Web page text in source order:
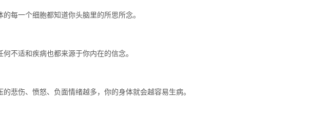
的每一个细胞都知道你头脑里的所思所念。
何不适和疾病也都来源于你内在的信念。
的悲伤、愤怒、负面情绪越多，你的身体就会越容易生病。